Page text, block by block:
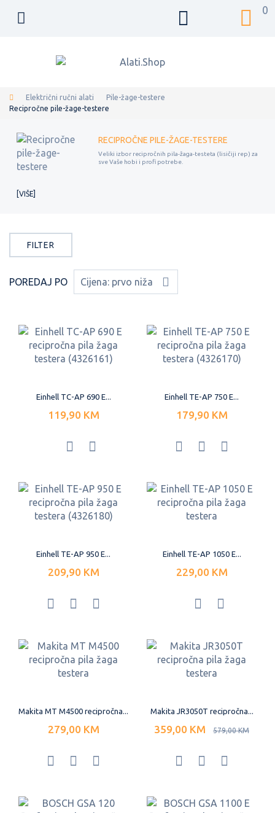
0
Električni ručni alati
Pile-žage-testere
Recipročne pile-žage-testere
RECIPROČNE PILE-ŽAGE-TESTERE
Veliki izbor recipročnih pila-žaga-testeta (lisičiji rep) za
sve Vaše hobi i profi potrebe.
VIŠE
POREDAJ PO Cijena: prvo niža
Einhell TC-AP 690 E...
119,90 KM
Einhell TE-AP 750 E...
179,90 KM
Einhell TE-AP 950 E...
209,90 KM
Einhell TE-AP 1050 E...
229,00 KM
Makita MT M4500 recipročna...
279,00 KM
Makita JR3050T recipročna...
359,00 KM 579,00 KM
FILTER